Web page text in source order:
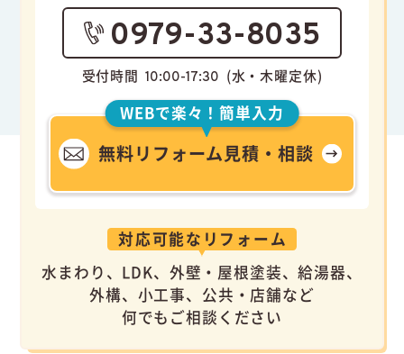
0979-33-8035
受付時間 10:00-17:30 (水・木曜定休)
WEBで楽々！簡単入力
無料リフォーム見積・相談
対応可能なリフォーム
水まわり、LDK、外壁・屋根塗装、給湯器、
外構、小工事、公共・店舗など
何でもご相談ください